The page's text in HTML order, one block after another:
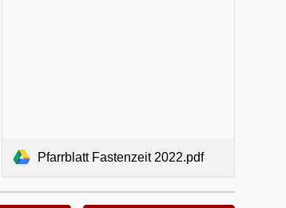
Pfarrblatt Fastenzeit 2022.pdf